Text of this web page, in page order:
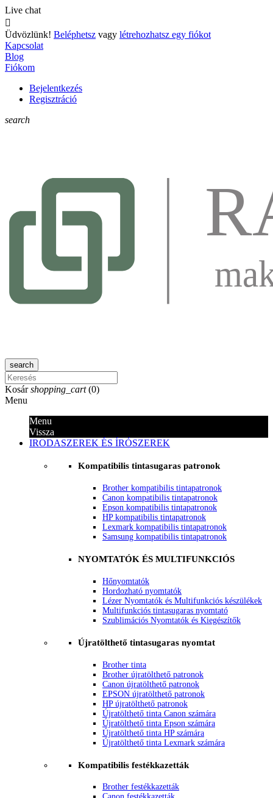
Live chat

Üdvözlünk! Beléphetsz vagy létrehozhatsz egy fiókot
Kapcsolat
Blog
Fiókom
Bejelentkezés
Regisztráció
search
search
Kosár shopping_cart (0)
Menu
Menu
Vissza
IRODASZEREK ÉS ÍRÓSZEREK
Kompatibilis tintasugaras patronok
Brother kompatibilis tintapatronok
Canon kompatibilis tintapatronok
Epson kompatibilis tintapatronok
HP kompatibilis tintapatronok
Lexmark kompatibilis tintapatronok
Samsung kompatibilis tintapatronok
NYOMTATÓK ÉS MULTIFUNKCIÓS
Hőnyomtatók
Hordozható nyomtatók
Lézer Nyomtatók és Multifunkciós készülékek
Multifunkciós tintasugaras nyomtató
Szublimációs Nyomtatók és Kiegészítők
Újratölthető tintasugaras nyomtat
Brother tinta
Brother újratölthető patronok
Canon újratölthető patronok
EPSON újratölthető patronok
HP újratölthető patronok
Újratölthető tinta Canon számára
Újratölthető tinta Epson számára
Újratölthető tinta HP számára
Újratölthető tinta Lexmark számára
Kompatibilis festékkazetták
Brother festékkazetták